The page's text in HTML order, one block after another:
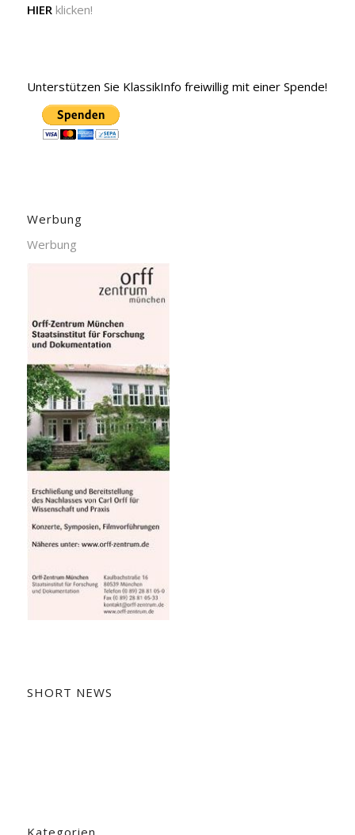
HIER klicken!
Unterstützen Sie KlassikInfo freiwillig mit einer Spende!
Werbung
Werbung
SHORT NEWS
Kategorien